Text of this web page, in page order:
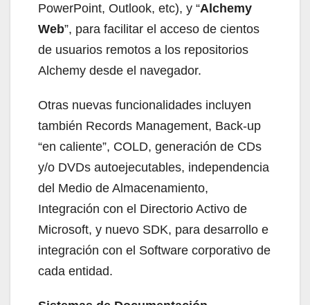
PowerPoint, Outlook, etc), y “Alchemy
Web”, para facilitar el acceso de cientos
de usuarios remotos a los repositorios
Alchemy desde el navegador.
Otras nuevas funcionalidades incluyen
también Records Management, Back-up
“en caliente”, COLD, generación de CDs
y/o DVDs autoejecutables, independencia
del Medio de Almacenamiento,
Integración con el Directorio Activo de
Microsoft, y nuevo SDK, para desarrollo e
integración con el Software corporativo de
cada entidad.